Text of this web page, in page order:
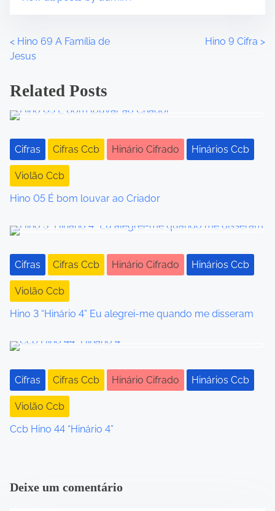
P
s
t
s
n
a
g
a
t
i
o
n
< Hino 69 A Família de
Jesus
Hino 9 Cifra >
Related Posts
Cifras Cifras Ccb Hinário Cifrado Hinários Ccb
Violão Ccb
Hino 05 É bom louvar ao Criador
Cifras Cifras Ccb Hinário Cifrado Hinários Ccb
Violão Ccb
Hino 3 “Hinário 4” Eu alegrei-me quando me disseram
Cifras Cifras Ccb Hinário Cifrado Hinários Ccb
Violão Ccb
Ccb Hino 44 “Hinário 4”
Deixe um comentário